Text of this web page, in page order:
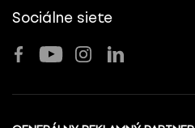
Sociálne siete